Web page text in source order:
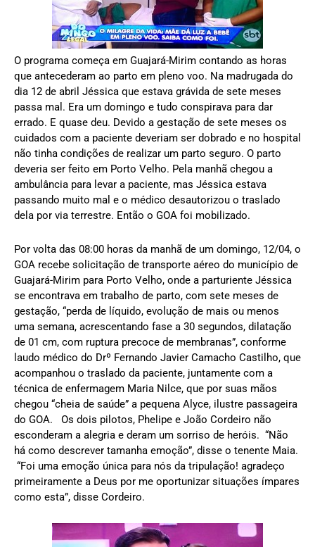
O programa começa em Guajará-Mirim contando as horas
que antecederam ao parto em pleno voo. Na madrugada do
dia 12 de abril Jéssica que estava grávida de sete meses
passa mal. Era um domingo e tudo conspirava para dar
errado. E quase deu. Devido a gestação de sete meses os
cuidados com a paciente deveriam ser dobrado e no hospital
não tinha condições de realizar um parto seguro. O parto
deveria ser feito em Porto Velho. Pela manhã chegou a
ambulância para levar a paciente, mas Jéssica estava
passando muito mal e o médico desautorizou o traslado
dela por via terrestre. Então o GOA foi mobilizado.
Por volta das 08:00 horas da manhã de um domingo, 12/04, o
GOA recebe solicitação de transporte aéreo do município de
Guajará-Mirim para Porto Velho, onde a parturiente Jéssica
se encontrava em trabalho de parto, com sete meses de
gestação, “perda de líquido, evolução de mais ou menos
uma semana, acrescentando fase a 30 segundos, dilatação
de 01 cm, com ruptura precoce de membranas”, conforme
laudo médico do Drº Fernando Javier Camacho Castilho, que
acompanhou o traslado da paciente, juntamente com a
técnica de enfermagem Maria Nilce, que por suas mãos
chegou “cheia de saúde” a pequena Alyce, ilustre passageira
do GOA. Os dois pilotos, Phelipe e João Cordeiro não
esconderam a alegria e deram um sorriso de heróis. “Não
há como descrever tamanha emoção”, disse o tenente Maia.
“Foi uma emoção única para nós da tripulação! agradeço
primeiramente a Deus por me oportunizar situações ímpares
como esta”, disse Cordeiro.